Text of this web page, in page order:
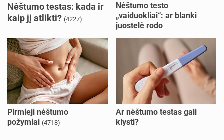
Nėštumo testas: kada ir
kaip jį atlikti? (4227)
Nėštumo testo
„vaiduokliai“: ar blanki
juostelė rodo
Pirmieji nėštumo
požymiai (4718)
Ar nėštumo testas gali
klysti?